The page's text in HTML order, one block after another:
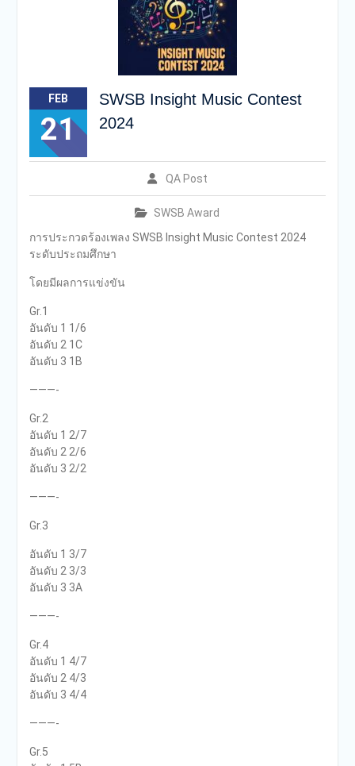
FEB
21
SWSB Insight Music Contest
2024
QA Post
SWSB Award
การประกวดร้องเพลง SWSB Insight Music Contest 2024
ระดับประถมศึกษา
โดยมีผลการแข่งขัน
Gr.1
อันดับ 1 1/6
อันดับ 2 1C
อันดับ 3 1B
———-
Gr.2
อันดับ 1 2/7
อันดับ 2 2/6
อันดับ 3 2/2
———-
Gr.3
อันดับ 1 3/7
อันดับ 2 3/3
อันดับ 3 3A
———-
Gr.4
อันดับ 1 4/7
อันดับ 2 4/3
อันดับ 3 4/4
———-
Gr.5